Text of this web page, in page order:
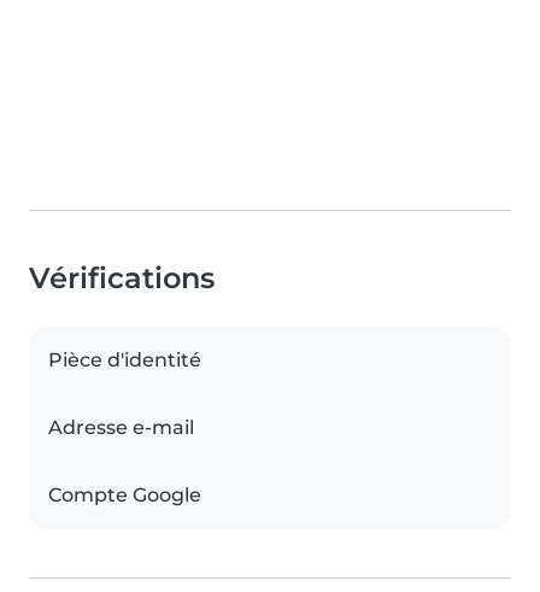
Vérifications
Pièce d'identité
Adresse e-mail
Compte Google